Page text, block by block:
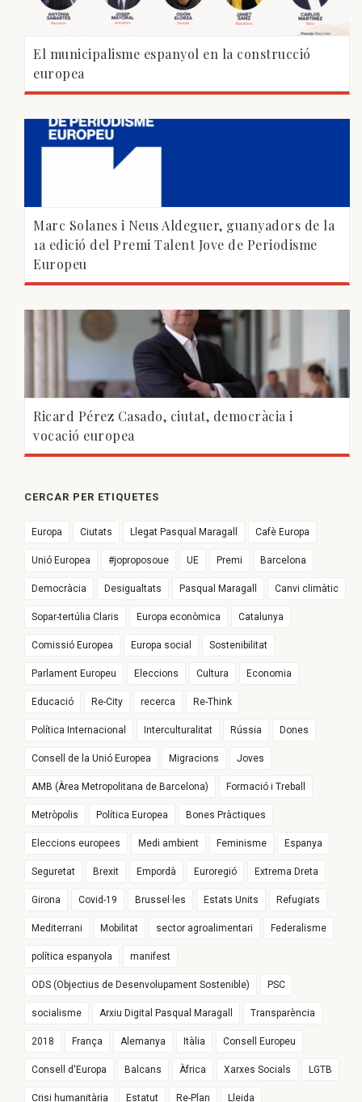
El municipalisme espanyol en la construcció
europea
Marc Solanes i Neus Aldeguer, guanyadors de la
1a edició del Premi Talent Jove de Periodisme
Europeu
Ricard Pérez Casado, ciutat, democràcia i
vocació europea
CERCAR PER ETIQUETES
Europa Ciutats Llegat Pasqual Maragall Cafè Europa
Unió Europea #joproposoue UE Premi Barcelona
Democràcia Desigualtats Pasqual Maragall Canvi climàtic
Sopar-tertúlia Claris Europa econòmica Catalunya
Comissió Europea Europa social Sostenibilitat
Parlament Europeu Eleccions Cultura Economia
Educació Re-City recerca Re-Think
Política Internacional Interculturalitat Rússia Dones
Consell de la Unió Europea Migracions Joves
AMB (Àrea Metropolitana de Barcelona) Formació i Treball
Metròpolis Política Europea Bones Pràctiques
Eleccions europees Medi ambient Feminisme Espanya
Seguretat Brexit Empordà Euroregió Extrema Dreta
Girona Covid-19 Brussel·les Estats Units Refugiats
Mediterrani Mobilitat sector agroalimentari Federalisme
política espanyola manifest
ODS (Objectius de Desenvolupament Sostenible) PSC
socialisme Arxiu Digital Pasqual Maragall Transparència
2018 França Alemanya Itàlia Consell Europeu
Consell d'Europa Balcans Àfrica Xarxes Socials LGTB
Crisi humanitària Estatut Re-Plan Lleida